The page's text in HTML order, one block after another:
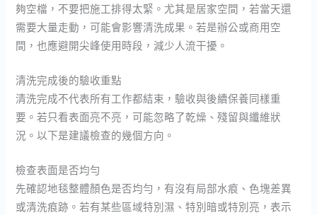
夠空檔，不要把施工排得太緊。尤其是居家空間，若當天還
需要大量走動，可能會影響清洗成果。若是辦公或商用空
間，也應避開尖峰使用時段，減少人流干擾。
清洗完成後的驗收重點
清洗完成不代表所有工作都結束，驗收與後續保養同樣重
要。若只看表面亮不亮，可能忽略了乾燥、殘留與纖維狀
況。以下是建議檢查的幾個方向。
檢查表面是否均勻
先確認地毯整體顏色是否均勻，有沒有局部水痕、色塊差異
或清洗痕跡。若有某些區域特別濕、特別暗或特別亮，表示